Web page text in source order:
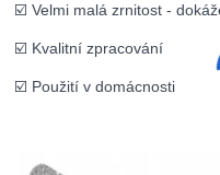
☑️ Velmi malá zrnitost -
☑️ Kvalitní zpracování
☑️ Použití v domácnosti